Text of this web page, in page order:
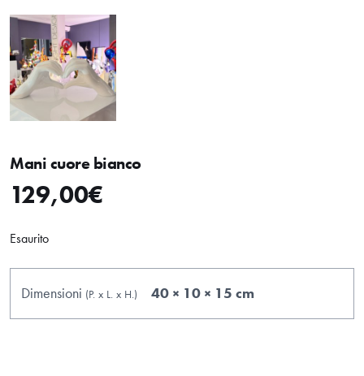
Mani cuore bianco
129,00€
Esaurito
Dimensioni (P. x L. x H.) 40 × 10 × 15 cm